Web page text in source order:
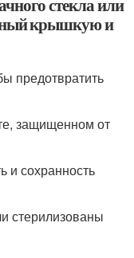
стекла или
крышкую и
предотвратить
защищенном от
и сохранность
стерилизованы